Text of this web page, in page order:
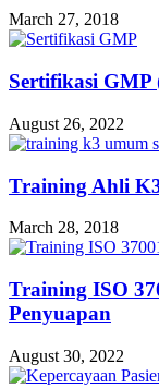
March 27, 2018
Sertifikasi GMP
August 26, 2022
Training Ahli
March 28, 2018
Training ISO
Penyuapan
August 30, 2022